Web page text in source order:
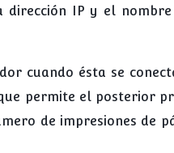
IP y el
cuando ésta se
permite el posterior
de impresiones de